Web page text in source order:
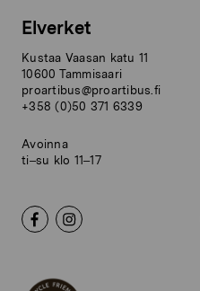
Elverket
Kustaa Vaasan katu 11
10600 Tammisaari
proartibus@proartibus.fi
+358 (0)50 371 6339
Avoinna
ti–su klo 11–17